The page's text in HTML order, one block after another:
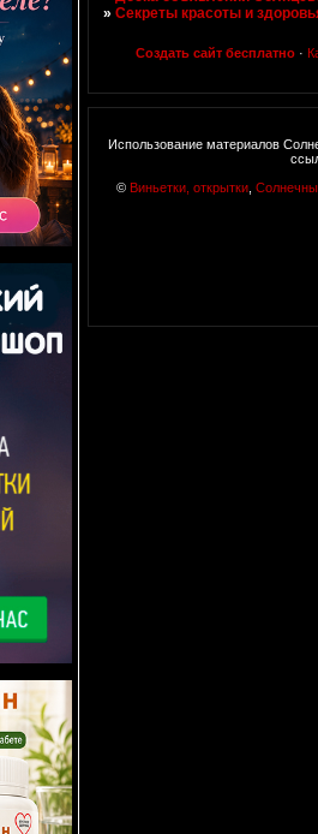
»Секреты красоты и
Создать сайт бесплатно ·
Использование материалов
© Виньетки, открытки